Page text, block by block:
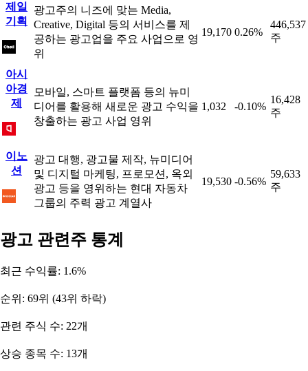
제일
기획
광고주의 니즈에 맞는 Media,
Creative, Digital 등의 서비스를 제
공하는 광고업을 주요 사업으로 영
위
19,170 0.26%
446,537
주
아시
아경
제
모바일, 스마트 플랫폼 등의 뉴미
디어를 활용해 새로운 광고 수익을
창출하는 광고 사업 영위
1,032 -0.10%
16,428
주
이노
션
광고 대행, 광고물 제작, 뉴미디어
및 디지털 마케팅, 프로모션, 옥외
광고 등을 영위하는 현대 자동차
그룹의 주력 광고 계열사
19,530 -0.56%
59,633
주
광고 관련주 통계
최근 수익률: 1.6%
순위: 69위 (43위 하락)
관련 주식 수: 22개
상승 종목 수: 13개